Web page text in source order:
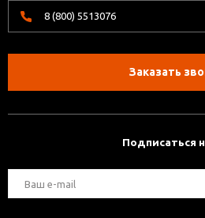
8 (800) 5513076
Заказать
Подписаться